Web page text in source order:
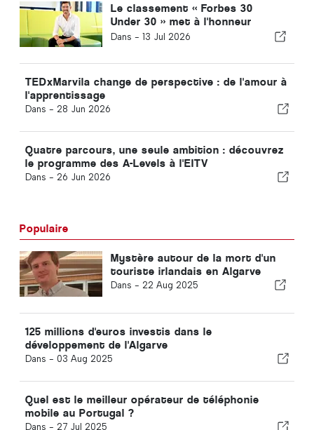
Le classement « Forbes 30
Under 30 » met à l'honneur
Gonçalo Santos, dont le
s'étend désormais jusqu'à
l'Algarve
Dans - 13 Jul 2026
TEDxMarvila change de perspective : de l'amour à
l'apprentissage
Dans - 28 Jun 2026
Quatre parcours, une seule ambition : découvrez
le programme des A-Levels à l'EITV
Dans - 26 Jun 2026
Populaire
Mystère autour de la mort d'un
touriste irlandais en Algarve
Dans - 22 Aug 2025
125 millions d'euros investis dans le
développement de l'Algarve
Dans - 03 Aug 2025
Quel est le meilleur opérateur de téléphonie
mobile au Portugal ?
Dans - 27 Jul 2025